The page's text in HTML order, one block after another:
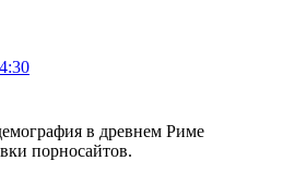
в древнем Риме
порносайтов.